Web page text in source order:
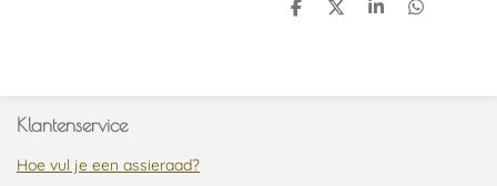
D
D
S
D
Klantenservice
Hoe vul je een assieraad?